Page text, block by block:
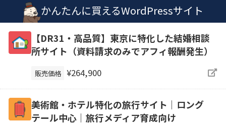
かんたんに買えるWordPressサイト
【DR31・高品質】東京に特化した結婚相談
所サイト（資料請求のみでアフィ報酬発生）
販売価格 ¥264,900
美術館・ホテル特化の旅行サイト｜ロング
テール中心｜旅行メディア育成向け